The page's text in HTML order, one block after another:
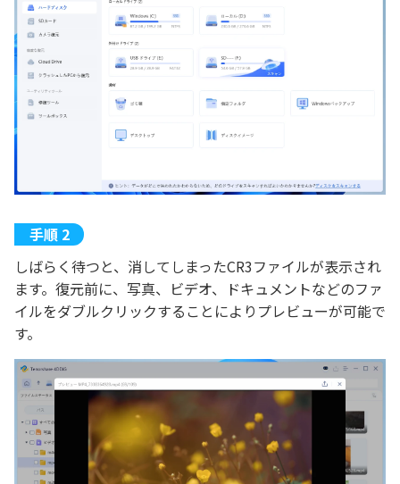
しばらく待つと、消してしまったCR3ファイルが表示され
ます。復元前に、写真、ビデオ、ドキュメントなどのファ
イルをダブルクリックすることによりプレビューが可能で
す。